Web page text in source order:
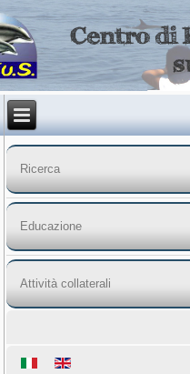
Ricerca
Educazione
Attività collaterali